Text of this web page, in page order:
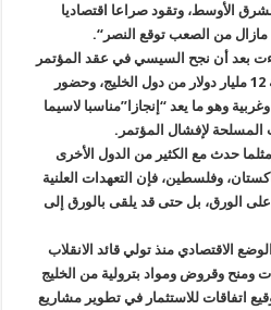
الأوسط، وتقود صراعا اقتصاديا
من الصعب توقع النصر“.
بعد أن نجح السيسي في عقد المؤتمر
والحصول على تعهدات مالية بقيمة 12 مليار دولار من دول الخليج، وحضور
80 دولة عربية وغربية وهو ما يعد “إنجازا”مناسبا لاسيما
لإفشال المؤتمر .
حدث مع الكثير من الدول الأخرى
وفلسطين، فإن التعهدات العلنية
على الورق، بل حتى قد يلقى بالورق إلى
الاقتصادي منذ تولي قائد الانقلاب
وقروض ومواد بترولية من الخليج
اتفاقات للاستثمار في تطوير مشاريع